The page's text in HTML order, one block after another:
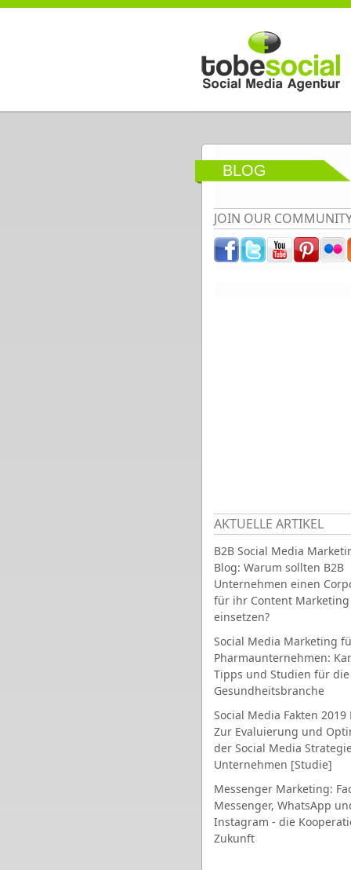
Direkt zum Inhalt
BLOG
JOIN OUR
AKTUELLE ARTIKEL
B2B Social Media
Blog: Warum sollten B2B
Unternehmen einen
für ihr Content Marketing
einsetzen?
Social Media Marketing
Pharmaunternehmen:
Tipps und Studien für die
Gesundheitsbranche
Social Media Fakten 2019
Zur Evaluierung und
der Social Media
Unternehmen [Studie]
Messenger Marketing:
Messenger, WhatsApp
Instagram - die
Zukunft